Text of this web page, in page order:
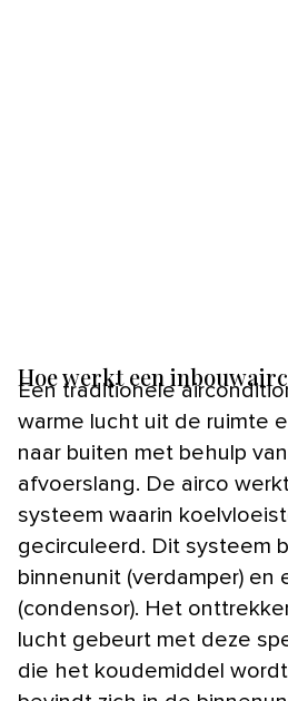
Hoe werkt een
Een traditionele
warme lucht uit de ruimte
naar buiten met behulp
afvoerslang. De airco
systeem waarin
gecirculeerd. Dit systeem
binnenunit (verdamper) en
(condensor). Het
lucht gebeurt met deze
die het koudemiddel